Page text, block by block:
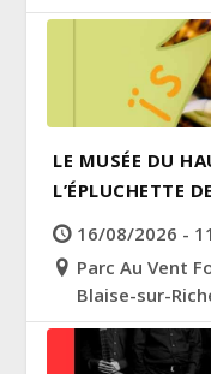
LE MUSÉE DU
L’ÉPLUCHETTE
16/08/2026 -
Parc Au Vent
Blaise-sur-